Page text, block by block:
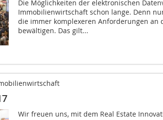
Die Möglichkeiten der elektronischen
Immobilienwirtschaft schon lange. Denn
die immer komplexeren Anforderungen an
bewältigen. Das gilt...
Wir freuen uns, mit dem Real Estate